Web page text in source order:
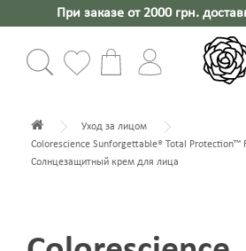
При заказе от 2000 грн.
Уход за лицом
Colorescience Sunforgettable® Total Protection™
Солнцезащитный крем для лица